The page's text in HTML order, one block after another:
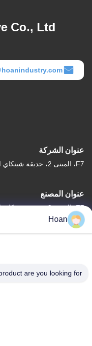
Co., Ltd.
عنوان الشركة
عنوان المصنع
Hoan
are you looking for?